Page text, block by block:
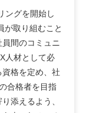
ングを開始し
が取り組むこと
間のコミュニ
人材として必
格を定め、社
合格者を目指
添えるよう、